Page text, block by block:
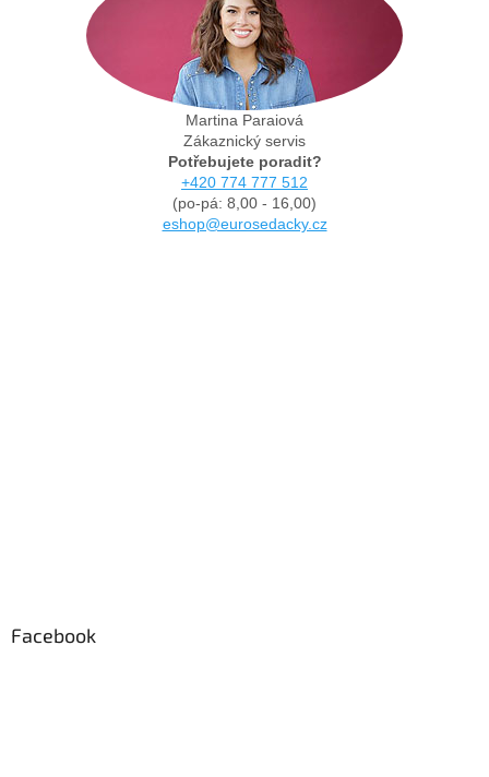
Martina Paraiová
Zákaznický servis
Potřebujete poradit?
+420 774 777 512
(po-pá: 8,00 - 16,00)
eshop@eurosedacky.cz
Facebook